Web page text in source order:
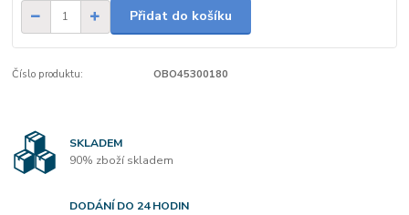
Přidat do košíku
Číslo produktu: OBO45300180
SKLADEM
90% zboží skladem
DODÁNÍ DO 24 HODIN